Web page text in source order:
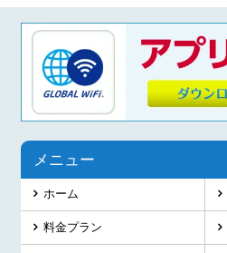
メニュー
ホーム
料金プラン